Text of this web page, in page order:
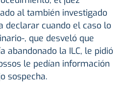
al también investigado
declarar cuando el caso lo
, que desveló que
abandonado la ILC, le pidió
le pedían información
sospecha.